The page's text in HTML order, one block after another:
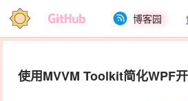
博客园
使用MVVM Toolkit简化WPF